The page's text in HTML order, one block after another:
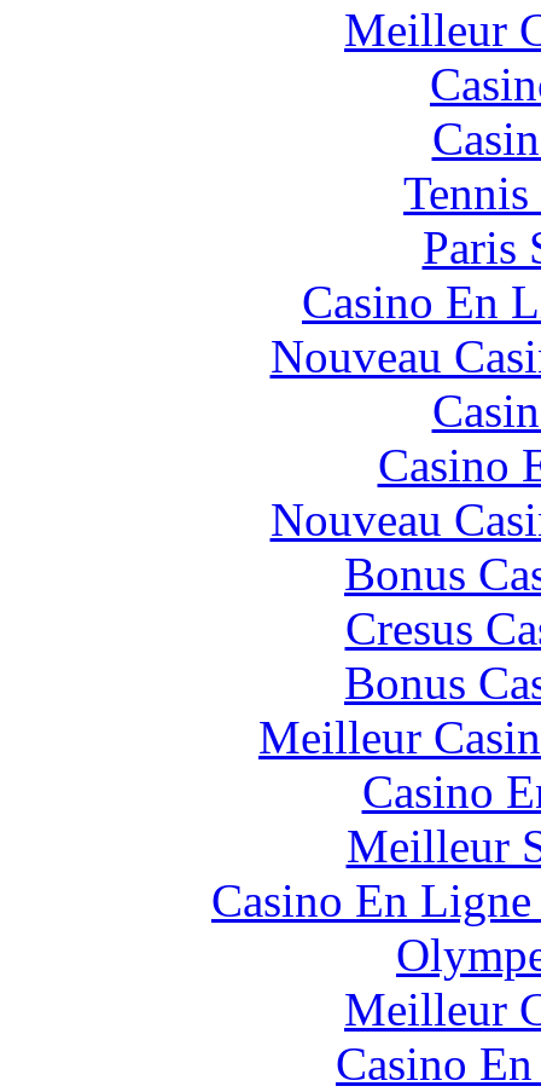
Meilleur
Paris
Casino En
Nouveau
Casino
Nouveau
Bonus
Cresus
Bonus
Meilleur
Casino
Meilleur
Casino En
Meilleur
Casino